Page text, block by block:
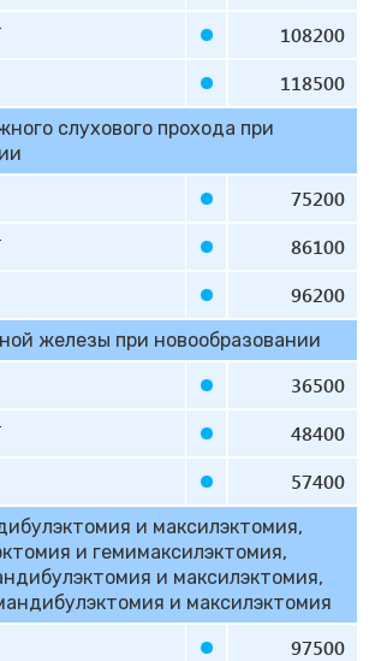
108200
118500
слухового прохода при
75200
86100
96200
железы при новообразовании
36500
48400
57400
и максилэктомия,
и гемимаксилэктомия,
и максилэктомия,
и максилэктомия
97500